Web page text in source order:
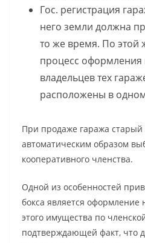
Гос. регистрация
него земли должна
то же время. По этой
процесс
владельцев тех
расположены в
При продаже гаража старый
автоматическим образом
кооперативного членства.
Одной из особенностей
бокса является оформление
этого имущества по
подтверждающей факт, что